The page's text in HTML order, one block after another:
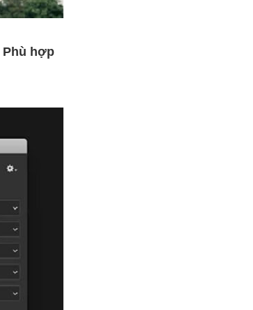
Phù hợp